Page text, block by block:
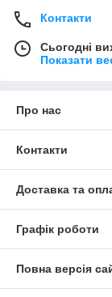
Контакти
Сьогодні
Показати
Про нас
Контакти
Доставка та
Графік роботи
Повна версія